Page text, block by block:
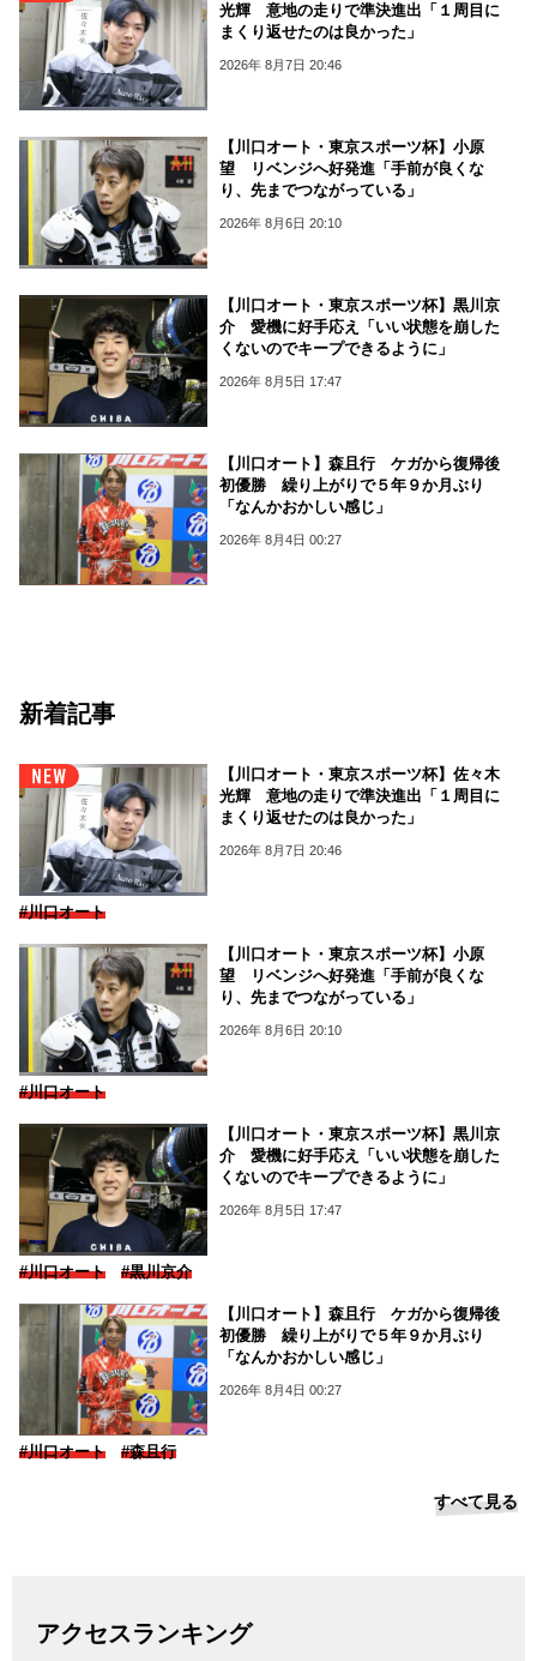
光輝 意地の走りで準決進出「１周目に
まくり返せたのは良かった」
2026年 8月7日 20:46
【川口オート・東京スポーツ杯】小原
望 リベンジへ好発進「手前が良くな
り、先までつながっている」
2026年 8月6日 20:10
【川口オート・東京スポーツ杯】黒川京
介 愛機に好手応え「いい状態を崩した
くないのでキープできるように」
2026年 8月5日 17:47
【川口オート】森且行 ケガから復帰後
初優勝 繰り上がりで５年９か月ぶり
「なんかおかしい感じ」
2026年 8月4日 00:27
新着記事
【川口オート・東京スポーツ杯】佐々木
光輝 意地の走りで準決進出「１周目に
まくり返せたのは良かった」
2026年 8月7日 20:46
#川口オート
【川口オート・東京スポーツ杯】小原
望 リベンジへ好発進「手前が良くな
り、先までつながっている」
2026年 8月6日 20:10
#川口オート
【川口オート・東京スポーツ杯】黒川京
介 愛機に好手応え「いい状態を崩した
くないのでキープできるように」
2026年 8月5日 17:47
#川口オート #黒川京介
【川口オート】森且行 ケガから復帰後
初優勝 繰り上がりで５年９か月ぶり
「なんかおかしい感じ」
2026年 8月4日 00:27
#川口オート #森且行
すべて見る
アクセスランキング